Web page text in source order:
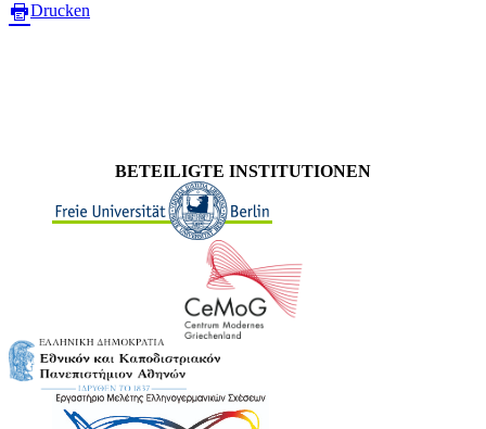
Drucken
BETEILIGTE INSTITUTIONEN